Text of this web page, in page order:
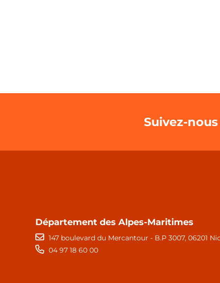
Suivez-nous
Département des Alpes-Maritimes
147 boulevard du Mercantour - B.P 3007, 06201
04 97 18 60 00